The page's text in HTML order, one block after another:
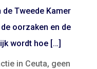
Tweede Kamer
oorzaken en de
wordt hoe […]
in Ceuta, geen